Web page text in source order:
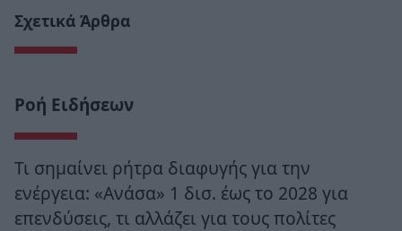
Σχετικά Άρθρα
Ροή Ειδήσεων
Τι σημαίνει ρήτρα διαφυγής για την
ενέργεια: «Ανάσα» 1 δισ. έως το 2028 για
επενδύσεις, τι αλλάζει για τους πολίτες